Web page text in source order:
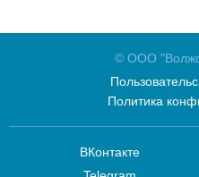
© ООО
Политика
ВКонтакте